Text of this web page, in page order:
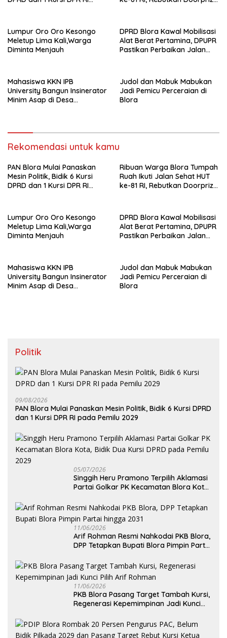
Lumpur Oro Oro Kesongo
Meletup Lima Kali,Warga
Diminta Menjauh
DPRD Blora Kawal Mobilisasi
Alat Berat Pertamina, DPUPR
Pastikan Perbaikan Jalan
Perusahaan
Mahasiswa KKN IPB
University Bangun Insinerator
Minim Asap di Desa
Judol dan Mabuk Mabukan
Jadi Pemicu Perceraian di
Blora
Rekomendasi untuk kamu
‎PAN Blora Mulai Panaskan
Mesin Politik, Bidik 6 Kursi
DPRD dan 1 Kursi DPR RI
Ribuan Warga Blora Tumpah
Ruah Ikuti Jalan Sehat HUT
ke-81 RI, Rebutkan Doorprize
Lumpur Oro Oro Kesongo
Meletup Lima Kali,Warga
Diminta Menjauh
DPRD Blora Kawal Mobilisasi
Alat Berat Pertamina, DPUPR
Pastikan Perbaikan Jalan
Perusahaan
Mahasiswa KKN IPB
University Bangun Insinerator
Minim Asap di Desa
Judol dan Mabuk Mabukan
Jadi Pemicu Perceraian di
Blora
Politik
09/08/2026
‎PAN Blora Mulai Panaskan Mesin Politik, Bidik 6 Kursi DPRD
dan 1 Kursi DPR RI pada Pemilu 2029
05/07/2026
Singgih Heru Pramono Terpilih Aklamasi
Partai Golkar PK Kecamatan Blora Kota,
11/06/2026
Arif Rohman Resmi Nahkodai PKB Blora,
DPP Tetapkan Bupati Blora Pimpin Partai
11/06/2026
PKB Blora Pasang Target Tambah Kursi,
Regenerasi Kepemimpinan Jadi Kunci